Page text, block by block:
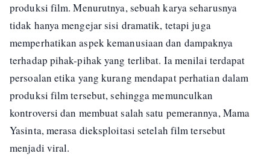
produksi film. Menurutnya, sebuah karya seharusnya
tidak hanya mengejar sisi dramatik, tetapi juga
memperhatikan aspek kemanusiaan dan dampaknya
terhadap pihak-pihak yang terlibat. Ia menilai terdapat
persoalan etika yang kurang mendapat perhatian dalam
produksi film tersebut, sehingga memunculkan
kontroversi dan membuat salah satu pemerannya, Mama
Yasinta, merasa dieksploitasi setelah film tersebut
menjadi viral.